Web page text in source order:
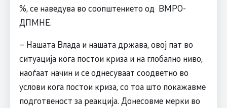
%, се наведува во соопштението од ВМРО-
ДПМНЕ.
– Нашата Влада и нашата држава, овој пат во
ситуација кога постои криза и на глобално ниво,
наоѓаат начин и се однесуваат соодветно во
услови кога постои криза, со тоа што покажавме
подготвеност за реакција. Донесовме мерки во